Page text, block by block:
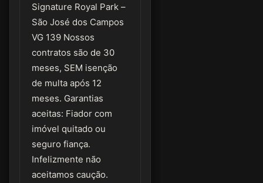
Signature Royal Park –
São José dos Campos
VG 139 Nossos
contratos são de 30
meses, SEM isenção
de multa após 12
meses. Garantias
aceitas: Fiador com
imóvel quitado ou
seguro fiança.
Infelizmente não
aceitamos caução.